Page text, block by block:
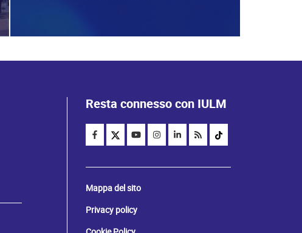
Resta connesso con IULM
Mappa del sito
Privacy policy